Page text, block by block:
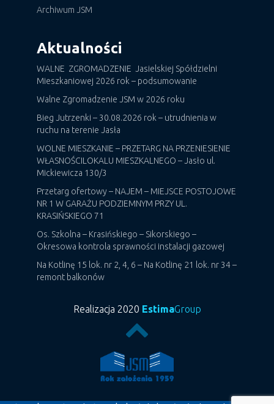
Archiwum JSM
Aktualności
WALNE ZGROMADZENIE Jasielskiej Spółdzielni
Mieszkaniowej 2026 rok – podsumowanie
Walne Zgromadzenie JSM w 2026 roku
Bieg Jutrzenki – 30.08.2026 rok – utrudnienia w
ruchu na terenie Jasła
WOLNE MIESZKANIE – PRZETARG NA PRZENIESIENIE
WŁASNOŚCILOKALU MIESZKALNEGO – Jasło ul.
Mickiewicza 130/3
Przetarg ofertowy – NAJEM – MIEJSCE POSTOJOWE
NR 1 W GARAŻU PODZIEMNYM PRZY UL.
KRASIŃSKIEGO 71
Os. Szkolna – Krasińskiego – Sikorskiego –
Okresowa kontrola sprawności instalacji gazowej
Na Kotlinę 15 lok. nr 2, 4, 6 – Na Kotlinę 21 lok. nr 34 –
remont balkonów
Realizacja 2020 EstimaGroup